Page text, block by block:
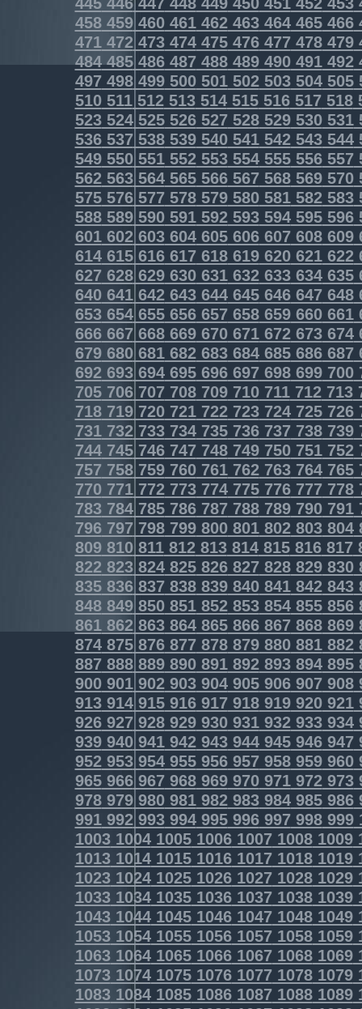
458459460461462463464465466
471472473474475476477478479
484485486487488489490491492
497498499500501502503504505
510511512513514515516517518
523524525526527528529530531
536537538539540541542543544
549550551552553554555556557
562563564565566567568569570
575576577578579580581582583
588589590591592593594595596
601602603604605606607608609
614615616617618619620621622
627628629630631632633634635
640641642643644645646647648
653654655656657658659660661
666667668669670671672673674
679680681682683684685686687
692693694695696697698699700
705706707708709710711712713
718719720721722723724725726
731732733734735736737738739
744745746747748749750751752
757 758759760761762763764765
770 771772773774775776777778
783784785786787788789790791
796797 798799800801802803804
809810811812813814815816817
822823824825826827828829830
835836837838839840841842843
848849850851852853854855856
861862863864865866867868869
874875876877878879880881882
887888889890891892893894895
900901902903904905906907908
913914915916917918919920921
926927928929930931932933934
939940941942943944945946947
952953954955956957958959960
965966967968969970971972973
978979980981982983984985986
991992993994995996997998999
1003100410051006100710081009
1013101410151016101710181019
1023102410251026102710281029
1033103410351036103710381039
1043104410451046104710481049
1053105410551056105710581059
1063106410651066106710681069
1073107410751076107710781079
1083108410851086108710881089